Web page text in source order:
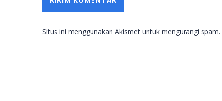
Situs ini menggunakan Akismet untuk mengurangi spam.